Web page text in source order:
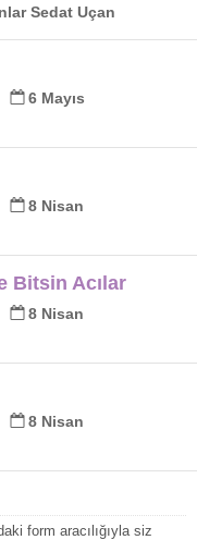
Sedat Uçan
6 Mayıs
8 Nisan
Bitsin Acılar
8 Nisan
8 Nisan
form aracılığıyla siz